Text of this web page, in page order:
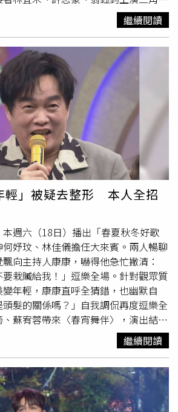
參賽的情況下，無奈表示「（讚牌）
笑互動再次笑翻全場。吳俊宏（左）
大煒經典曲〈你把我灌醉〉。（圖／
溫柔形象，一出場就霸氣揪住許志豪
到底什麼時候結婚；沒想到林宜禾突然
手臂、整個人緊貼，讓許志豪瞬間笑
住脫口：「妳可以常來宣傳嗎？」難得
在心裡的「渣男」，許志豪演起來很過
看了笑讚：「翁鈺鈞很適合演八點檔壞
顏曉筠在《樓上樓下》飾演分手多年的
裡兩人則是熱戀中的情侶檔，約會時為
礙，當柯叔元提議吃港式點心，顏曉筠
」，柯叔元即興妙回：「難道吃江西菜
」神接話再度笑翻全場。《綜藝一級
不厭好歌選」，資深創作人羅文聰再度
當年創作經典歌曲〈酒後的心聲〉
主持人康康便好奇問他「滴酒不沾怎
心聲〉」？羅文聰笑說，靈感其實來
驗，「以前每次要繳會錢的時候，靈
著要怎麼存錢。」他更透露自己曾經
認識，我私下再跟你說。」沒想到康
我說，就等於整個演藝圈都知道了，你
（左）開心喊話林宜禾（右）多來節
供）
繼續閱讀
輕」被疑去整形 本人全招
本週六（18日）播出「春夏秋冬好歌
妤玟、林佳儀擔任大來賓。兩人暢聊
向主持人康康，嚇得他急忙撇清：
要栽贓給我！」逗樂全場。針對觀眾質
年輕，康康直呼全猜錯，也幽默自
髮的關係嗎？」自我調侃再度逗樂全
蘇宥蓉帶來〈春宵舞伴〉，演出結束
有些懊惱，坦言不是歌唱得不好，而
，直呼對不起舞蹈總監沈建豪。主持
範，只見他一上場便展現流暢舞步與
儀見狀也忍不住跟著跳一段，全場氣
豪見狀笑虧：「所以那不是沈建豪的
一句神補刀，笑翻所有人。何妤玟
繼續閱讀